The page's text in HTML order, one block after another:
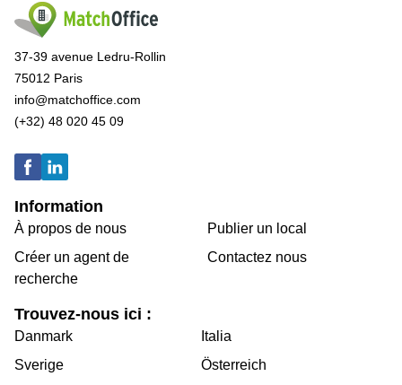
37-39 avenue Ledru-Rollin
75012 Paris
info@matchoffice.com
(+32) 48 020 45 09
Information
À propos de nous
Créer un agent de
recherche
Publier un local
Contactez nous
Trouvez-nous ici :
Danmark
Sverige
Italia
Österreich